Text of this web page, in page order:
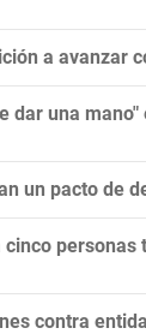
a avanzar
dar una
un pacto de
contra